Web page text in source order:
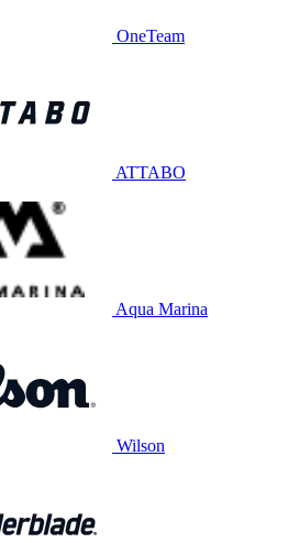
OneTeam
ATTABO
Aqua Marina
Wilson